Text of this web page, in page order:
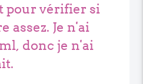
pour vérifier si
assez. Je n'ai
donc je n'ai